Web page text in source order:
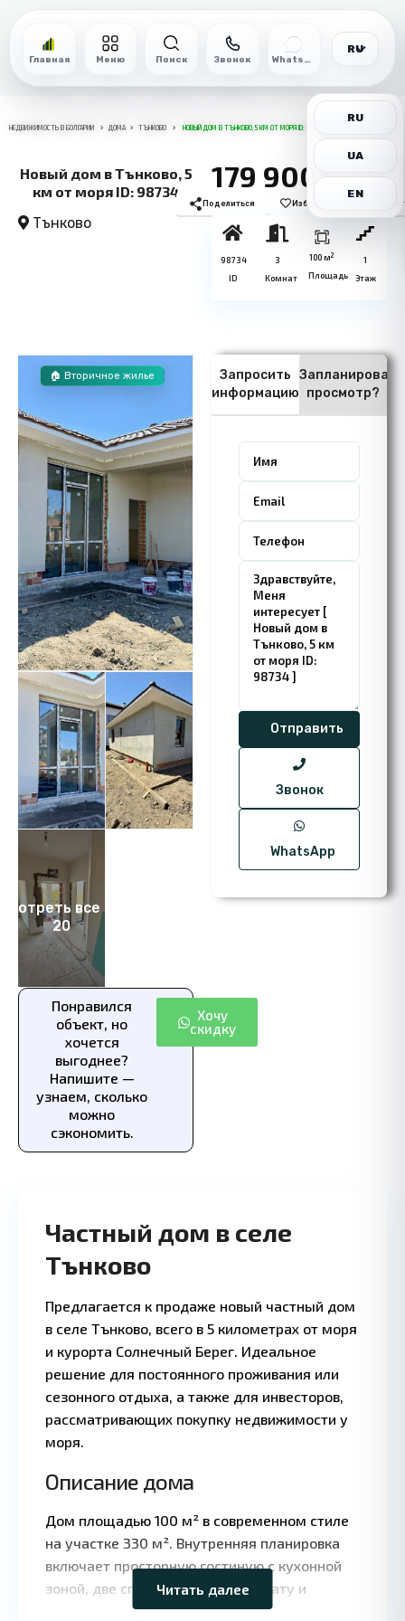
Главная Меню Поиск Звонок WhatsApp
RU
RU
UA
EN
НЕДВИЖИМОСТЬ В БОЛГАРИИ ДОМА ТЪНКОВО НОВЫЙ ДОМ В ТЪНКОВО, 5 КМ ОТ МОРЯ ID: 98734
Новый дом в Тънково, 5
км от моря ID: 98734
Тънково
179 900€
Поделиться Избранное
98734
ID
3
Комнат
100 м2
Площадь
1
Этаж
все фото
20
🏠 Вторичное жилье
Понравился
объект, но
хочется
выгоднее?
Напишите —
узнаем, сколько
можно
сэкономить.
Хочу
скидку
Запросить
информацию
Запланировать
просмотр?
Звонок
WhatsApp
Частный дом в селе
Тънково
Предлагается к продаже новый частный дом
в селе Тънково, всего в 5 километрах от моря
и курорта Солнечный Берег. Идеальное
решение для постоянного проживания или
сезонного отдыха, а также для инвесторов,
рассматривающих покупку недвижимости у
моря.
Описание дома
Дом площадью 100 м² в современном стиле
на участке 330 м². Внутренняя планировка
включает просторную гостиную с кухонной
зоной, две спальни, ванную комнату и
террасу. Собственный двор обеспечивает
Читать далее
Leaflet
contributors